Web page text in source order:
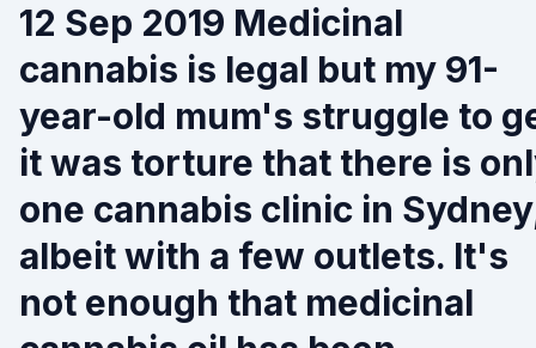
12 Sep 2019 Medicinal
cannabis is legal but my 91-
year-old mum's struggle to
it was torture that there is
one cannabis clinic in
albeit with a few outlets. It's
not enough that medicinal